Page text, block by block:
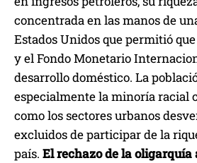
concentrada en las manos de
Estados Unidos que permitió
y el Fondo Monetario
desarrollo doméstico. La
especialmente la minoría racial
como los sectores urbanos
excluidos de participar de la
país. El rechazo de la oligarquía